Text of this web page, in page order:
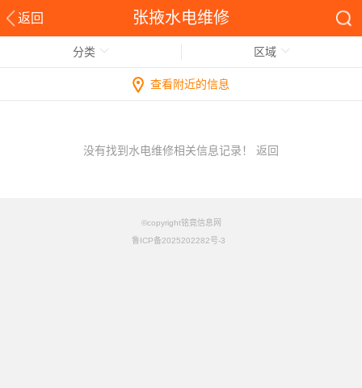
返回 张掖水电维修
分类 区域
查看附近的信息
没有找到水电维修相关信息记录！ 返回
©copyright铭竟信息网
鲁ICP备2025202282号-3